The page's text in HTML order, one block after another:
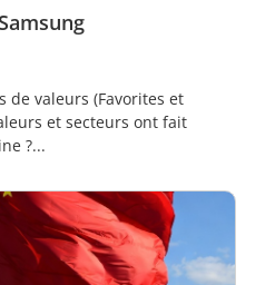
de valeurs (Favorites et
et secteurs ont fait
?...